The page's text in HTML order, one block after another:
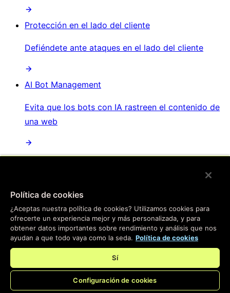
Protección en el lado del cliente
Defiéndete ante ataques en el lado del cliente
AI Bot Management
Evita que los bots con IA rastreen el contenido de
una web
Main menu
/ Productos
Compute
Informática en el borde
Pasa tus aplicaciones al borde: nuestra plataforma
instantánea te ayudará a crear experiencias
Política de cookies
¿Aceptas nuestra política de cookies? Utilizamos cookies para
ofrecerte un experiencia mejor y más personalizada, y para
obtener datos importantes sobre rendimiento y análisis que nos
ayudan a que todo vaya como la seda. Política de cookies
Sí
Configuración de cookies